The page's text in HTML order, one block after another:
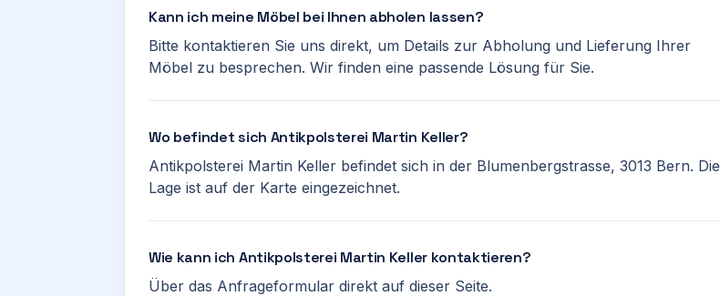
Kann ich meine Möbel bei Ihnen abholen lassen?
Bitte kontaktieren Sie uns direkt, um Details zur Abholung und Lieferung Ihrer
Möbel zu besprechen. Wir finden eine passende Lösung für Sie.
Wo befindet sich Antikpolsterei Martin Keller?
Antikpolsterei Martin Keller befindet sich in der Blumenbergstrasse, 3013 Bern. Die
Lage ist auf der Karte eingezeichnet.
Wie kann ich Antikpolsterei Martin Keller kontaktieren?
Über das Anfrageformular direkt auf dieser Seite.